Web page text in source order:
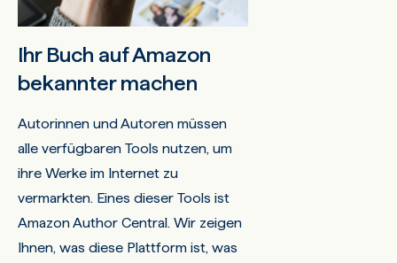
Ihr Buch auf Amazon
bekannter machen
Autorinnen und Autoren müssen
alle verfügbaren Tools nutzen, um
ihre Werke im Internet zu
vermarkten. Eines dieser Tools ist
Amazon Author Central. Wir zeigen
Ihnen, was diese Plattform ist, was